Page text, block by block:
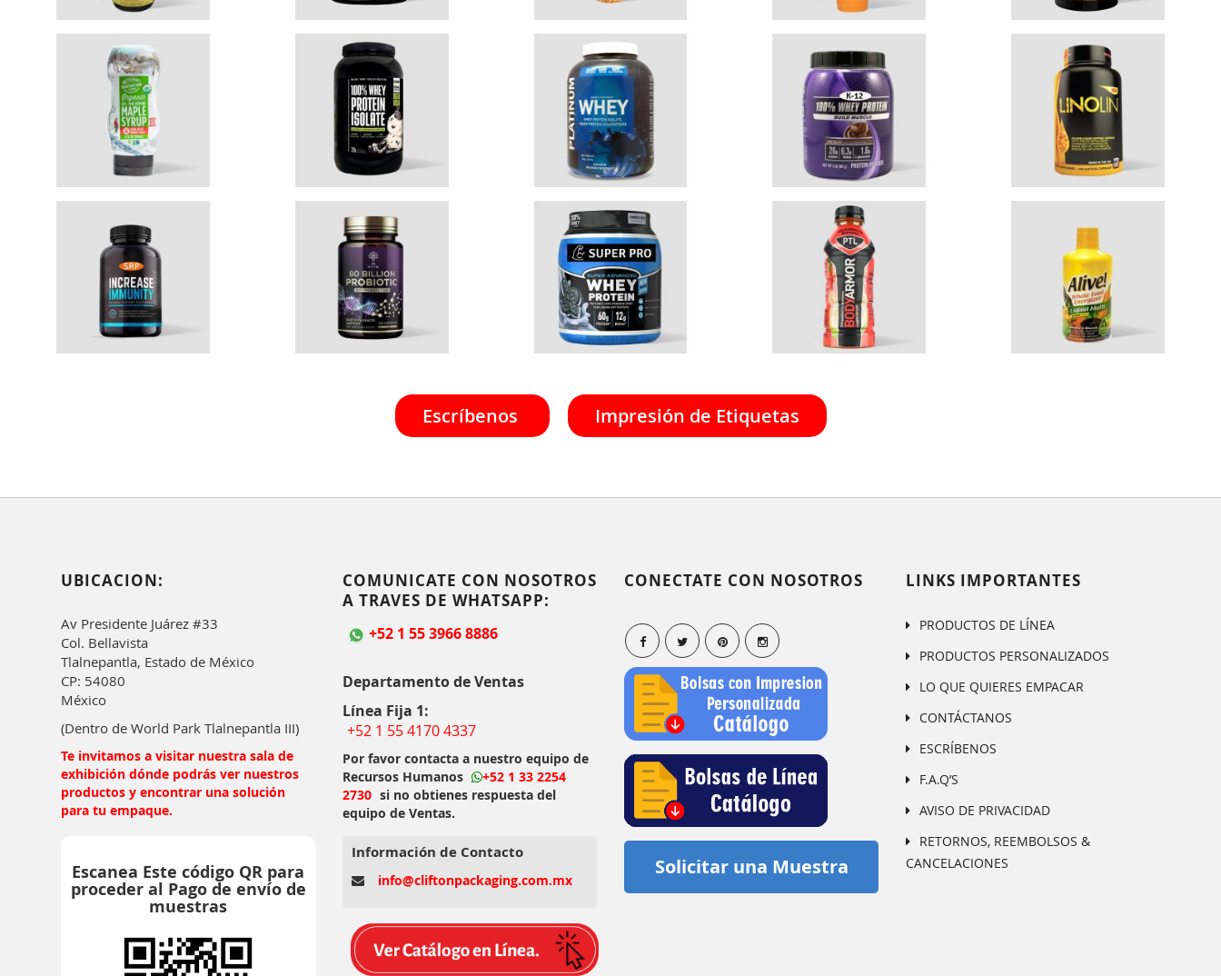
Escríbenos Impresión de Etiquetas
UBICACION:
Av Presidente Juárez #33
Col. Bellavista
Tlalnepantla, Estado de México
CP: 54080
México
(Dentro de World Park Tlalnepantla III)
Te invitamos a visitar nuestra sala de
exhibición dónde podrás ver nuestros
productos y encontrar una solución
para tu empaque.
Escanea Este código QR para
proceder al Pago de envío de
muestras
COMUNICATE CON NOSOTROS
A TRAVES DE WHATSAPP:
+52 1 55 3966 8886
Departamento de Ventas
Línea Fija 1:
+52 1 55 4170 4337
Por favor contacta a nuestro equipo de
Recursos Humanos
+52 1 33 2254
2730 si no obtienes respuesta del
equipo de Ventas.
Información de Contacto
info@cliftonpackaging.com.mx
CONECTATE CON NOSOTROS
Solicitar una Muestra
LINKS IMPORTANTES
PRODUCTOS DE LÍNEA
PRODUCTOS PERSONALIZADOS
LO QUE QUIERES EMPACAR
CONTÁCTANOS
ESCRÍBENOS
F.A.Q’S
AVISO DE PRIVACIDAD
RETORNOS, REEMBOLSOS &
CANCELACIONES